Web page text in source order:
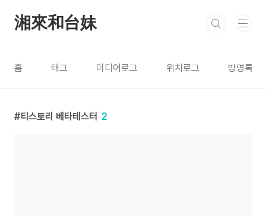
湘來和台妹
홈 태그 미디어로그 위치로그 방명록
티스토리 베타테스터 2